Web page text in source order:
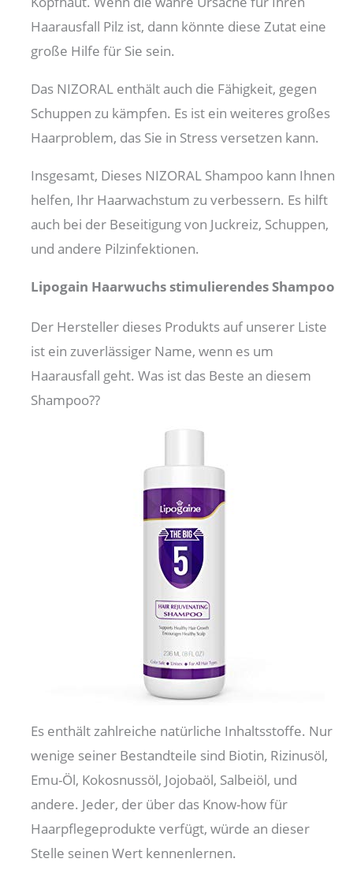
Haarausfall Pilz ist, dann könnte diese Zutat eine
große Hilfe für Sie sein.
Das NIZORAL enthält auch die Fähigkeit, gegen
Schuppen zu kämpfen. Es ist ein weiteres großes
Haarproblem, das Sie in Stress versetzen kann.
Insgesamt, Dieses NIZORAL Shampoo kann Ihnen
helfen, Ihr Haarwachstum zu verbessern. Es hilft
auch bei der Beseitigung von Juckreiz, Schuppen,
und andere Pilzinfektionen.
Lipogain Haarwuchs stimulierendes Shampoo
Der Hersteller dieses Produkts auf unserer Liste
ist ein zuverlässiger Name, wenn es um
Haarausfall geht. Was ist das Beste an diesem
Shampoo??
Es enthält zahlreiche natürliche Inhaltsstoffe. Nur
wenige seiner Bestandteile sind Biotin, Rizinusöl,
Emu-Öl, Kokosnussöl, Jojobaöl, Salbeiöl, und
andere. Jeder, der über das Know-how für
Haarpflegeprodukte verfügt, würde an dieser
Stelle seinen Wert kennenlernen.